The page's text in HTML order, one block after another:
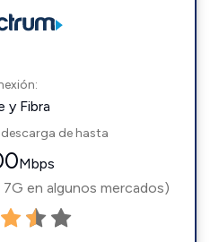
y Fibra
de hasta
Mbps
en algunos mercados)